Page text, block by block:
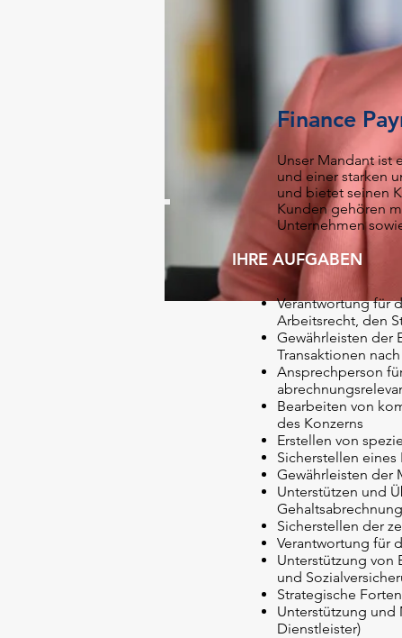
Finance
Unser Mandant ist
und einer starken
und bietet seinen
Kunden gehören
Unternehmen
IHRE AUFGABEN
Verantwortung für
Arbeitsrecht, den
Gewährleisten der
Transaktionen
Ansprechperson
Bearbeiten von
des Konzerns
Erstellen von
Sicherstellen
Gewährleisten der
Unterstützen und
Gehaltsabrechnung
Sicherstellen der
Verantwortung für
Unterstützung von
und
Strategische
Unterstützung und
Dienstleister)